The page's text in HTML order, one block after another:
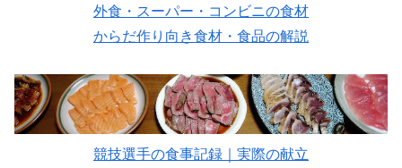
外食・スーパー・コンビニの食材
からだ作り向き食材・食品の解説
競技選手の食事記録｜実際の献立